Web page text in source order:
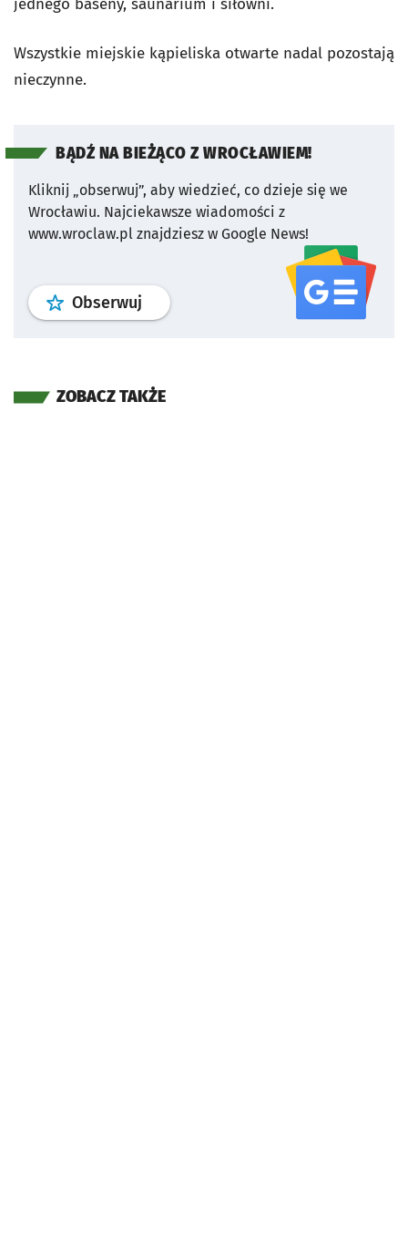
jednego baseny, saunarium i siłowni.
Wszystkie miejskie kąpieliska otwarte nadal pozostają
nieczynne.
BĄDŹ NA BIEŻĄCO Z WROCŁAWIEM!
Kliknij „obserwuj”, aby wiedzieć, co dzieje się we
Wrocławiu. Najciekawsze wiadomości z
www.wroclaw.pl znajdziesz w Google News!
Obserwuj profil serwisu
ZOBACZ TAKŻE